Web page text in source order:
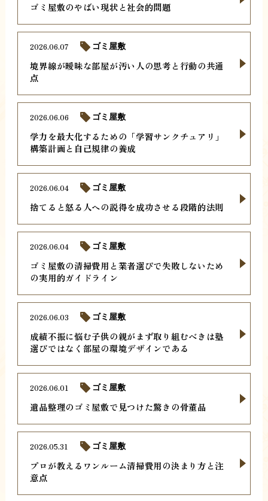
ゴミ屋敷のやばい現状と社会的問題
境界線が曖昧な部屋が汚い人の思考と行動の共通
点
2026.06.07 ゴミ屋敷
学力を最大化するための「学習サンクチュアリ」
構築計画と自己規律の養成
2026.06.06 ゴミ屋敷
捨てると怒る人への説得を成功させる段階的法則
2026.06.04 ゴミ屋敷
ゴミ屋敷の清掃費用と業者選びで失敗しないため
の実用的ガイドライン
2026.06.04 ゴミ屋敷
成績不振に悩む子供の親がまず取り組むべきは塾
選びではなく部屋の環境デザインである
2026.06.03 ゴミ屋敷
遺品整理のゴミ屋敷で見つけた驚きの骨董品
2026.06.01 ゴミ屋敷
プロが教えるワンルーム清掃費用の決まり方と注
意点
2026.05.31 ゴミ屋敷